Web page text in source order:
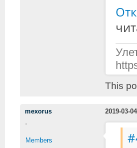
This
mexorus 2019-03-
Members